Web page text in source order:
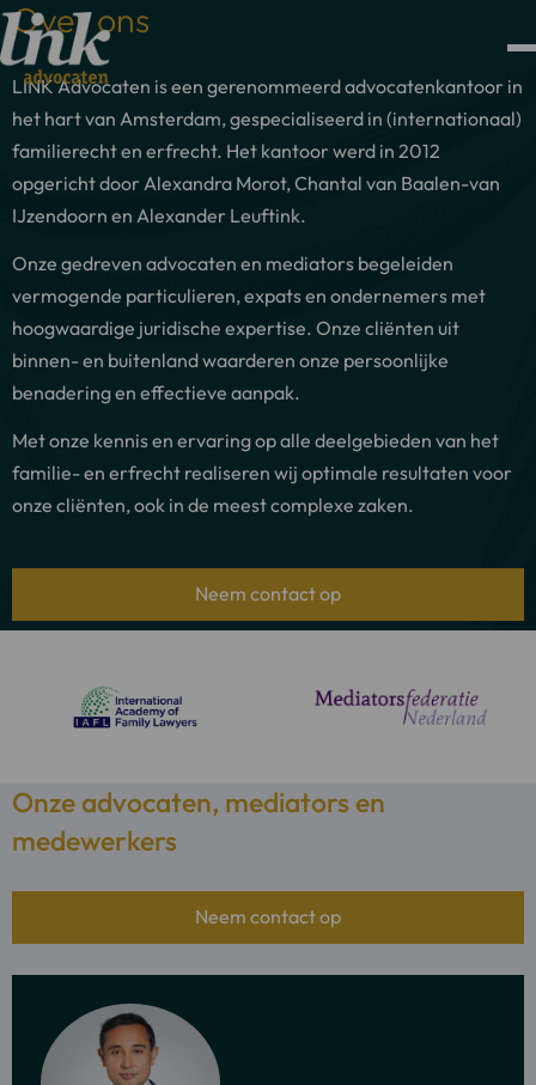
Over ons
LINK Advocaten is een gerenommeerd advocatenkantoor in
het hart van Amsterdam, gespecialiseerd in (internationaal)
familierecht en erfrecht. Het kantoor werd in 2012
opgericht door Alexandra Morot, Chantal van Baalen-van
IJzendoorn en Alexander Leuftink.
Onze gedreven advocaten en mediators begeleiden
vermogende particulieren, expats en ondernemers met
hoogwaardige juridische expertise. Onze cliënten uit
binnen- en buitenland waarderen onze persoonlijke
benadering en effectieve aanpak.
Met onze kennis en ervaring op alle deelgebieden van het
familie- en erfrecht realiseren wij optimale resultaten voor
onze cliënten, ook in de meest complexe zaken.
Neem contact op
Onze advocaten, mediators en
medewerkers
Neem contact op